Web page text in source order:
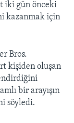
iki gün önceki
kazanmak için
Bros.
kişiden oluşan
bir arayışın
söyledi.